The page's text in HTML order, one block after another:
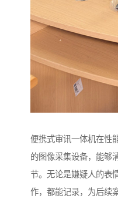
便携式审讯一体机在性
的图像采集设备，能够
节。无论是嫌疑人的表
作，都能记录，为后续